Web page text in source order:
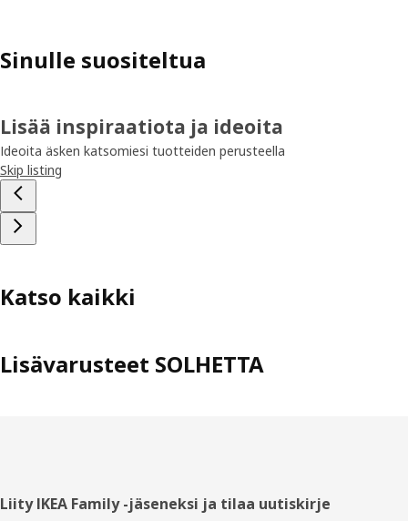
Sinulle suositeltua
Lisää inspiraatiota ja ideoita
Ideoita äsken katsomiesi tuotteiden perusteella
Skip listing
Katso kaikki
Lisävarusteet SOLHETTA
Alatunniste
Liity IKEA Family -jäseneksi ja tilaa uutiskirje